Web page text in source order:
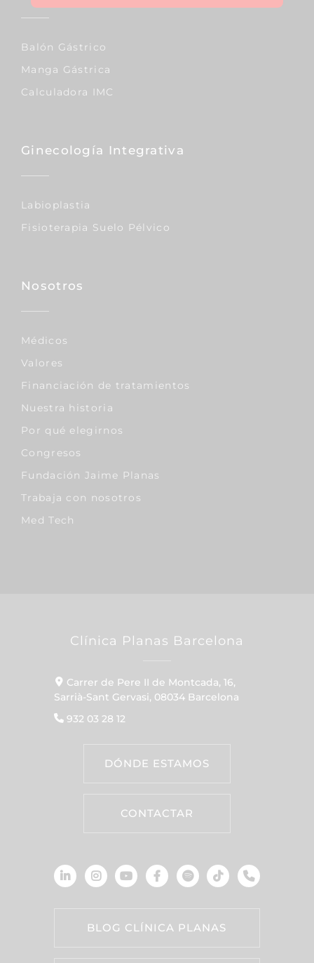
Balón Gástrico
Manga Gástrica
Calculadora IMC
Ginecología Integrativa
Labioplastia
Fisioterapia Suelo Pélvico
Nosotros
Médicos
Valores
Financiación de tratamientos
Nuestra historia
Por qué elegirnos
Congresos
Fundación Jaime Planas
Trabaja con nosotros
Med Tech
Clínica Planas Barcelona
Carrer de Pere II de Montcada, 16,
Sarrià-Sant Gervasi, 08034 Barcelona
932 03 28 12
DÓNDE ESTAMOS
CONTACTAR
BLOG CLÍNICA PLANAS